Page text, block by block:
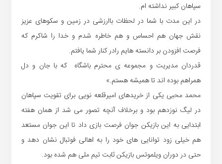
سپاهان کبیر نداشته ام.
در این مدت با شما در لحظات باارزشی در زمین و سکوهای عزیز
نقش جهان هم احساس و هم خاطره شدم و خدا را شاکرم که
فرصت افزودن بر دانسته هایم رادر کنار شما یافتم.
قدردان مدیریت و مجموعه ی محترم باشگاه که با جان و دل
همراهم بوده اند تا همیشه هستم.»
محمد محبی یکی از خریدهای امیرقلعه نویی برای تقویت سپاهان
در لیگ نوزدهم بود و برخلاف آنچه تصور می شد از همان هفته
ابتدایی به این بازیکن جوان فرصت بازی داد تا این جوان مستعد
هم خیلی زود توانایی های خود را به اهالی فوتبال نشان دهد و
حتی در دوران ویلموتس بازیکن ثابت تیم ملی هم شده بود.